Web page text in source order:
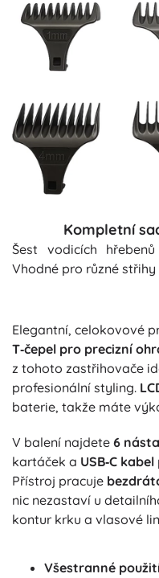
Kompletní
Šest vodicích
Vhodné pro různé
Elegantní, celokovové
T‑čepel pro precizní
z tohoto zastřihovače
profesionální styling.
baterie, takže máte
V balení najdete 6
kartáček a USB‑C kabel
Přístroj pracuje
nic nezastaví u
kontur krku a vlasové
Všestranné